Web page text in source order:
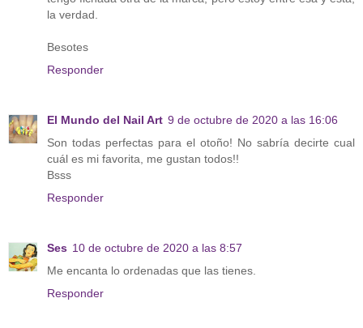
la verdad.
Besotes
Responder
El Mundo del Nail Art 9 de octubre de 2020 a las 16:06
Son todas perfectas para el otoño! No sabría decirte cual
cuál es mi favorita, me gustan todos!!
Bsss
Responder
Ses 10 de octubre de 2020 a las 8:57
Me encanta lo ordenadas que las tienes.
Responder